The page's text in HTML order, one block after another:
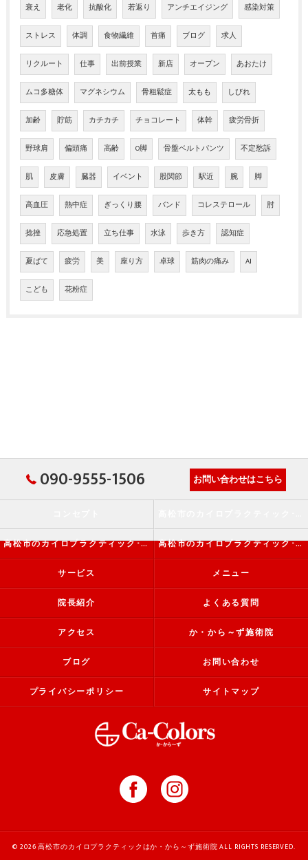
衰え 老化 抗酸化 若返り アンチエイジング 感染対策
ストレス 体調 食物繊維 首痛 ブログ 求人
リクルート 仕事 出前授業 新店 オープン あおたけ
ムコ多糖体 マグネシウム 骨粗鬆症 太もも しびれ
加齢 貯筋 カチカチ チョコレート 体幹 疲労骨折
野球肩 偏頭痛 高齢 O脚 骨盤ベルトパンツ 不定愁訴
肌 皮膚 臓器 イベント 股関節 駅近 腕 脚
高血圧 熱中症 ぎっくり腰 バンド コレステロール 肘
捻挫 応急処置 立ち仕事 水泳 歩き方 認知症
夏ばて 疲労 美 座り方 卓球 筋肉の痛み AI
こども 花粉症
090-9555-1506 お問い合わせはこちら
高松市のカイロプラクティック･か・から～ず施術院の評判 高松市のカイロプラクティック･か・から～ず施術院のお客様の声
サービス メニュー
院長紹介 よくある質問
アクセス か・から～ず施術院
ブログ お問い合わせ
プライバシーポリシー サイトマップ
© 2026 高松市のカイロプラクティックはか・から～ず施術院 ALL RIGHTS RESERVED.